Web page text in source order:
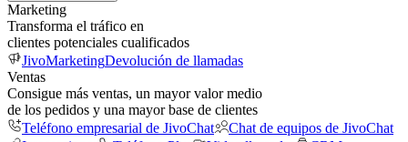
Marketing
Transforma el tráfico en
clientes potenciales cualificados
JivoMarketingDevolución de llamadas
Ventas
Consigue más ventas, un mayor valor medio
de los pedidos y una mayor base de clientes
Teléfono empresarial de JivoChat
Chat de equipos de JivoChat